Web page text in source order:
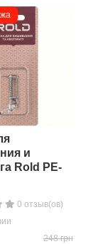
и
Rold PE-
0 отзыв(ов)
248 грн